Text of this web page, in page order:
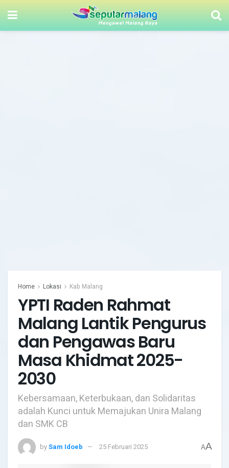
Home Lokasi Kab Malang
YPTI Raden Rahmat
Malang Lantik Pengurus
dan Pengawas Baru
Masa Khidmat 2025-
2030
Kebersamaan, Keterbukaan, dan Solidaritas
adalah Kunci untuk Memajukan Unira Malang
dan SMK CB
bySam Idoeb 25 Februari 2025 AA